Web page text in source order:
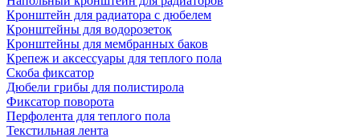
Кронштейн для радиатора с дюбелем
Кронштейны для водорозеток
Кронштейны для мембранных баков
Крепеж и аксессуары для теплого пола
Скоба фиксатор
Дюбели грибы для полистирола
Фиксатор поворота
Перфолента для теплого пола
Текстильная лента